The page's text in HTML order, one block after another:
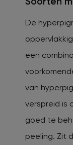
De
een
van
verspreid is
goed te
peeling. Zit